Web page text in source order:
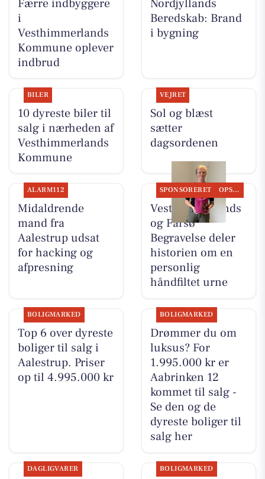
Færre indbyggere
i
Vesthimmerlands
Kommune oplever
indbrud
Nordjyllands
Beredskab: Brand
i bygning
BILER
10 dyreste biler til
salg i nærheden af
Vesthimmerlands
Kommune
VEJRET
Sol og blæst
sætter
dagsordenen
ALARM112
Midaldrende
mand fra
Aalestrup udsat
for hacking og
afpresning
SPONSORERET OPSLAGSTAVLEN
Vesthimmerlands
og Farsø
Begravelse deler
historien om en
personlig
håndfiltet urne
BOLIGMARKED
Top 6 over dyreste
boliger til salg i
Aalestrup. Priser
op til 4.995.000 kr
BOLIGMARKED
Drømmer du om
luksus? For
1.995.000 kr er
Aabrinken 12
kommet til salg -
Se den og de
dyreste boliger til
salg her
DAGLIGVARER BOLIGMARKED